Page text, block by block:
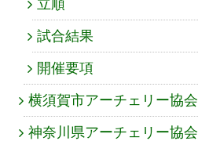
立順
試合結果
開催要項
横須賀市アーチェリー協会
神奈川県アーチェリー協会